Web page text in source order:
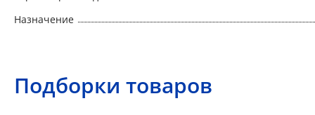
Назначение
Подборки товаров